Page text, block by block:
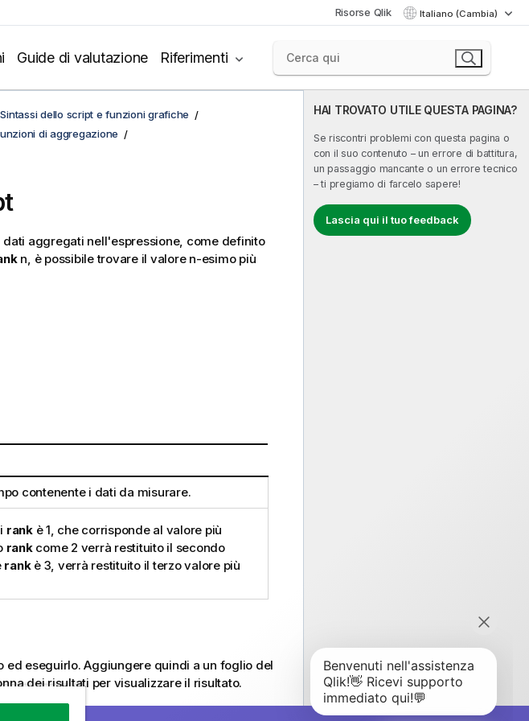
Risorse Qlik Italiano (Cambia)
Guide di valutazione Riferimenti
HAI TROVATO UTILE QUESTA PAGINA?
Se riscontri problemi con questa pagina o
con il suo contenuto – un errore di battitura,
un passaggio mancante o un errore tecnico
– ti pregiamo di farcelo sapere!
Lascia qui il tuo feedback
Sintassi dello script e funzioni grafiche
di aggregazione
aggregati nell'espressione, come definito
n, è possibile trovare il valore n-esimo più
contenente i dati da misurare.
rankè 1, che corrisponde al valore più
rankcome 2 verrà restituito il secondo
rankè 3, verrà restituito il terzo valore più
eseguirlo. Aggiungere quindi a un foglio del
dei risultati per visualizzare il risultato.